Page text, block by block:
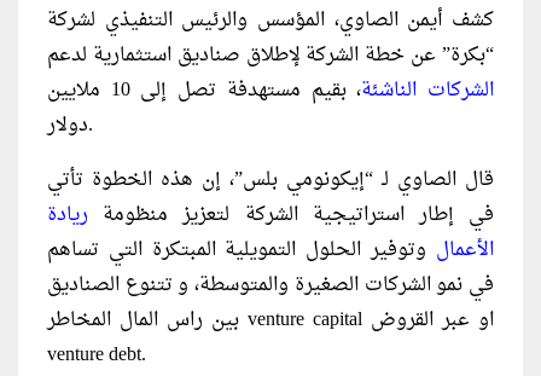
كشف أيمن الصاوي، المؤسس والرئيس التنفيذي لشركة
“بكرة” عن خطة الشركة لإطلاق صناديق استثمارية لدعم
الشركات الناشئة
، بقيم مستهدفة تصل إلى 10 ملايين
دولار.
قال الصاوي لـ “إيكونومي بلس”، إن هذه الخطوة تأتي
في إطار استراتيجية الشركة لتعزيز منظومة ريادة
الأعمال وتوفير الحلول التمويلية المبتكرة التي تساهم
في نمو الشركات الصغيرة والمتوسطة، و تتنوع الصناديق
بين راس المال المخاطر venture capital او عبر القروض
venture debt.